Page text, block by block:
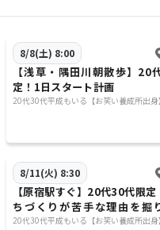
8/8(土) 8:00
【浅草・隅田川朝散歩】20
定！1日スタート計画
20代30代平成もいる【お笑い養成所出
8/11(火) 8:30
【原宿駅すぐ】20代30代限
ちづくりが苦手な理由を掘
う」
20代30代平成もいる【お笑い養成所出